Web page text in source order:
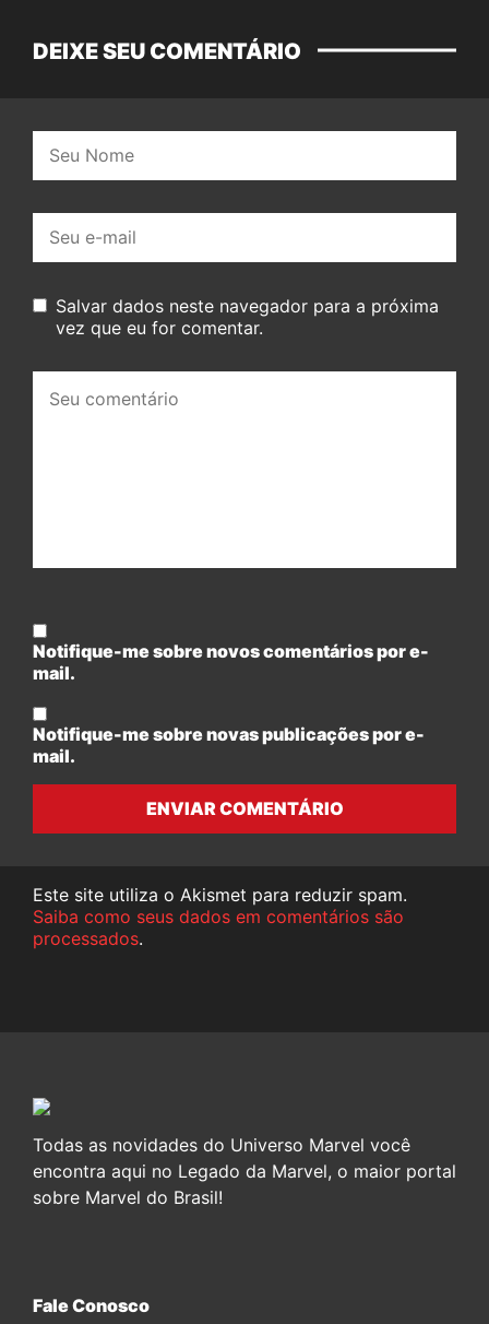
DEIXE SEU COMENTÁRIO
mail:
Salvar dados neste navegador para a próxima
vez que eu for comentar.
comentário:
Notifique-me sobre novos comentários por e-
mail.
Notifique-me sobre novas publicações por e-
mail.
ENVIAR COMENTÁRIO
Este site utiliza o Akismet para reduzir spam.
Saiba como seus dados em comentários são
processados.
Todas as novidades do Universo Marvel você
encontra aqui no Legado da Marvel, o maior portal
sobre Marvel do Brasil!
Fale Conosco